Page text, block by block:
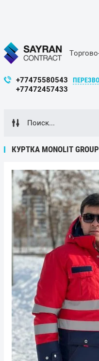
+77475580543
+77472457433
КУРТКА MONOLIT GROUP